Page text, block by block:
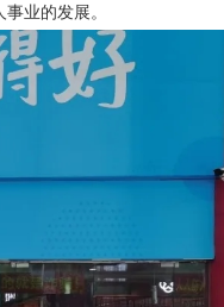
业的发展。